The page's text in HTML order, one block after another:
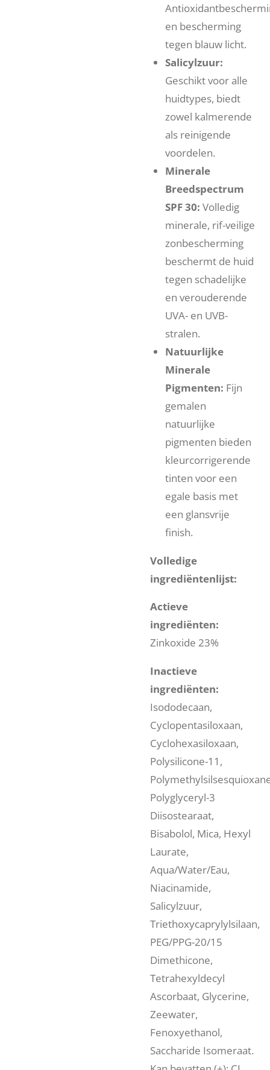
en bescherming
tegen blauw licht.
Salicylzuur:
Geschikt voor alle
huidtypes, biedt
zowel kalmerende
als reinigende
voordelen.
Minerale
Breedspectrum
SPF 30: Volledig
minerale, rif-veilige
zonbescherming
beschermt de huid
tegen schadelijke
en verouderende
UVA- en UVB-
stralen.
Natuurlijke
Minerale
Pigmenten: Fijn
gemalen
natuurlijke
pigmenten bieden
kleurcorrigerende
tinten voor een
egale basis met
een glansvrije
finish.
Volledige
ingrediëntenlijst:
Actieve
ingrediënten:
Zinkoxide 23%
Inactieve
ingrediënten:
Isododecaan,
Cyclopentasiloxaan,
Cyclohexasiloxaan,
Polysilicone-11,
Polyglyceryl-3
Diisostearaat,
Bisabolol, Mica, Hexyl
Laurate,
Aqua/Water/Eau,
Niacinamide,
Salicylzuur,
Triethoxycaprylylsilaan,
PEG/PPG-20/15
Dimethicone,
Tetrahexyldecyl
Ascorbaat, Glycerine,
Zeewater,
Fenoxyethanol,
Saccharide Isomeraat.